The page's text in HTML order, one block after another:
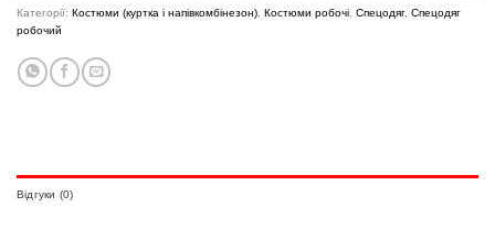
Категорії: Костюми (куртка і напівкомбінезон), Костюми робочі, Спецодяг, Спецодяг
робочий
Відгуки (0)